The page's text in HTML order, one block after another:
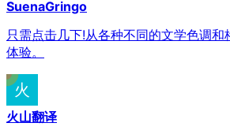
SuenaGringo
只需点击几下!从各种不同的文学色调和
体验。
火山翻译